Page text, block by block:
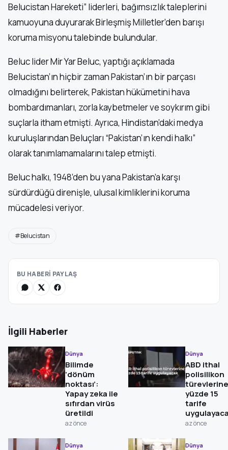
Belucistan Hareketi” liderleri, bağımsızlık taleplerini
kamuoyuna duyurarak Birleşmiş Milletler’den barışı
koruma misyonu talebinde bulundular.
Beluc lider Mir Yar Beluc, yaptığı açıklamada
Belucistan’ın hiçbir zaman Pakistan’ın bir parçası
olmadığını belirterek, Pakistan hükümetini hava
bombardımanları, zorla kaybetmeler ve soykırım gibi
suçlarla itham etmişti. Ayrıca, Hindistan’daki medya
kuruluşlarından Beluçları “Pakistan’ın kendi halkı”
olarak tanımlamamalarını talep etmişti.
Beluc halkı, 1948’den bu yana Pakistan’a karşı
sürdürdüğü direnişle, ulusal kimliklerini koruma
mücadelesi veriyor.
#Belucistan
BU HABERİ PAYLAŞ
İlgili Haberler
Dünya
Bilimde
‘dönüm
noktası’:
Yapay zeka ile
sıfırdan virüs
üretildi
az önce
Dünya
ABD ithal
polisilikon
türevlerine
yüzde 15
tarife
az önce
Dünya Dünya